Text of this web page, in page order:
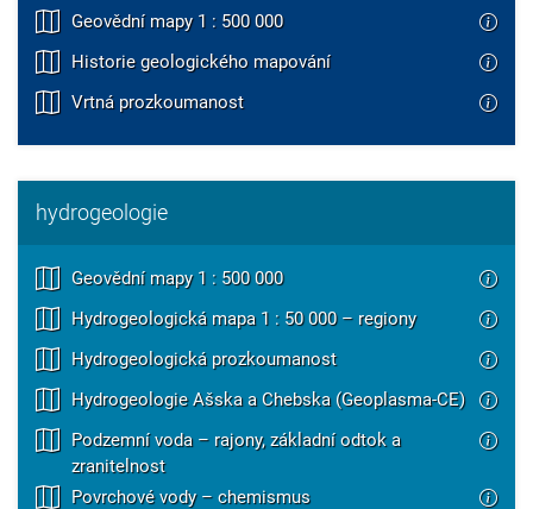
Geovědní mapy 1 : 500 000
Historie geologického mapování
Vrtná prozkoumanost
hydrogeologie
Geovědní mapy 1 : 500 000
Hydrogeologická mapa 1 : 50 000 – regiony
Hydrogeologická prozkoumanost
Hydrogeologie Ašska a Chebska (Geoplasma-CE)
Podzemní voda – rajony, základní odtok a
zranitelnost
Povrchové vody – chemismus